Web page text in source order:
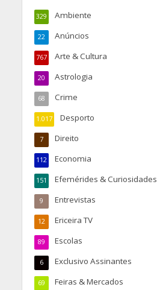
Ambiente
329
Anúncios
22
Arte & Cultura
767
Astrologia
20
Crime
68
Desporto
1.017
Direito
7
Economia
112
Efemérides & Curiosidades
151
Entrevistas
9
Ericeira TV
12
Escolas
89
Exclusivo Assinantes
6
Feiras & Mercados
69